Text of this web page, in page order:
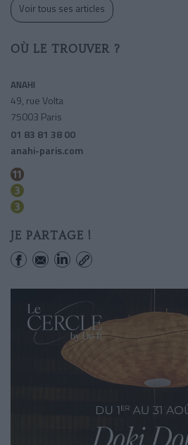
Voir tous ses articles
OÙ LE TROUVER ?
ANAHI
49, rue Volta
75003 Paris
01 83 81 38 00
anahi-paris.com
JE PARTAGE !